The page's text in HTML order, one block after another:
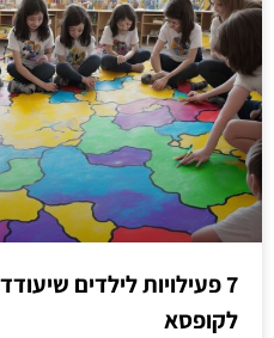
7 פעילויות לילדים
לקופסא